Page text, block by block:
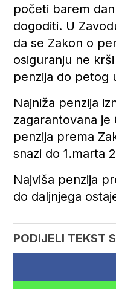
početi barem
dogoditi. U
da se Zakon o
osiguranju ne
penzija do petog
Najniža penzija
zagarantovana je
penzija prema
snazi do 1.marta
Najviša penzija
do daljnjega
PODIJELI TEKST